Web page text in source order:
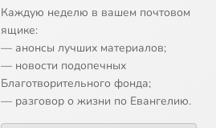
Каждую неделю в вашем почтовом
ящике:
— анонсы лучших материалов;
— новости подопечных
Благотворительного фонда;
— разговор о жизни по Евангелию.